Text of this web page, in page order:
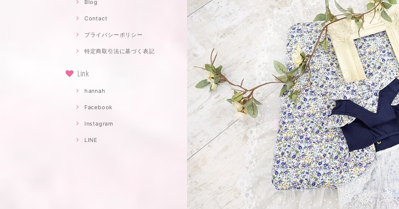
Blog
Contact
プライバシーポリシー
特定商取引法に基づく表記
Link
hannah
Facebook
Instagram
LINE